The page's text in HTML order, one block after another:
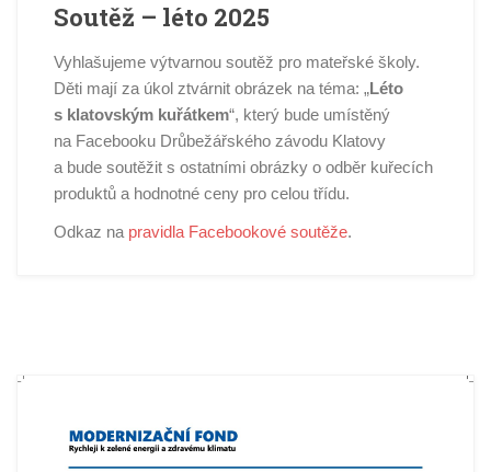
Soutěž – léto 2025
Vyhlašujeme výtvarnou soutěž pro mateřské školy.
Děti mají za úkol ztvárnit obrázek na téma: „Léto
s klatovským kuřátkem“, který bude umístěný
na Facebooku Drůbežářského závodu Klatovy
a bude soutěžit s ostatními obrázky o odběr kuřecích
produktů a hodnotné ceny pro celou třídu.
Odkaz na pravidla Facebookové soutěže.